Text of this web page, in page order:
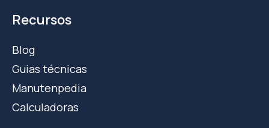
Recursos
Blog
Guias técnicas
Manutenpedia
Calculadoras